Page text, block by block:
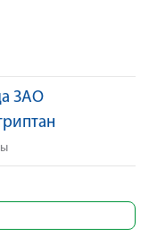
ЗАО